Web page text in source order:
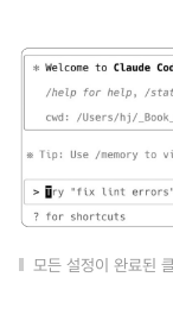
모든 설정이 완료된